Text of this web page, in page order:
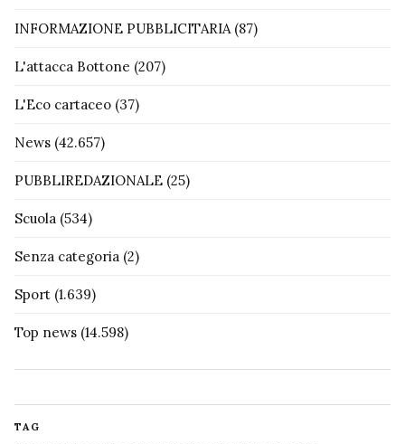
INFORMAZIONE PUBBLICITARIA(87)
L'attacca Bottone (207)
L'Eco cartaceo (37)
News (42.657)
PUBBLIREDAZIONALE (25)
Scuola (534)
Senza categoria (2)
Sport (1.639)
Top news (14.598)
TAG